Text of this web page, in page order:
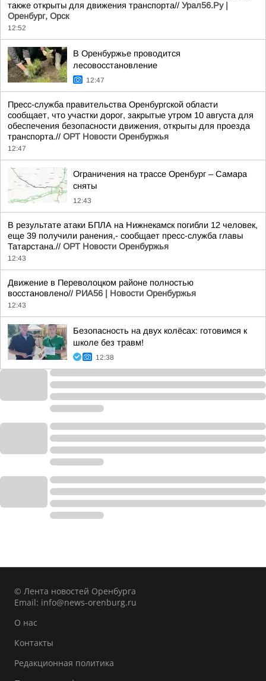
также открыты для движения транспорта// Урал56.Ру |
Оренбург, Орск
12:52
В Оренбуржье проводится
лесовосстановление
12:47
Пресс-служба правительства Оренбургской области
сообщает, что участки дорог, закрытые утром 10 августа для
обеспечения безопасности движения, открыты для проезда
транспорта.// ОРТ Новости Оренбуржья
12:47
Ограничения на трассе Оренбург – Самара
сняты
12:43
В результате атаки БПЛА на Нижнекамск погибли 12 человек,
еще 39 получили ранения,- сообщает пресс-служба главы
Татарстана.// ОРТ Новости Оренбуржья
12:43
Движение в Переволоцком районе полностью
восстановлено// РИА56 | Новости Оренбуржья
12:43
Безопасность на двух колёсах: готовимся к
школе без травм!
12:38
© Лента новостей Оренбурга
Email: info@news-orenburg.ru
О нас
Контакты
Редакционная политика